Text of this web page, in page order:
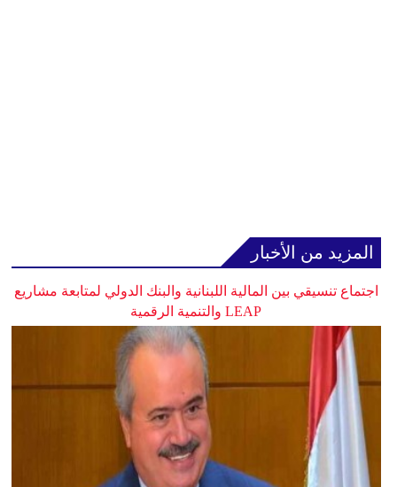
المزيد من الأخبار
اجتماع تنسيقي بين المالية اللبنانية والبنك الدولي لمتابعة مشاريع
LEAP والتنمية الرقمية